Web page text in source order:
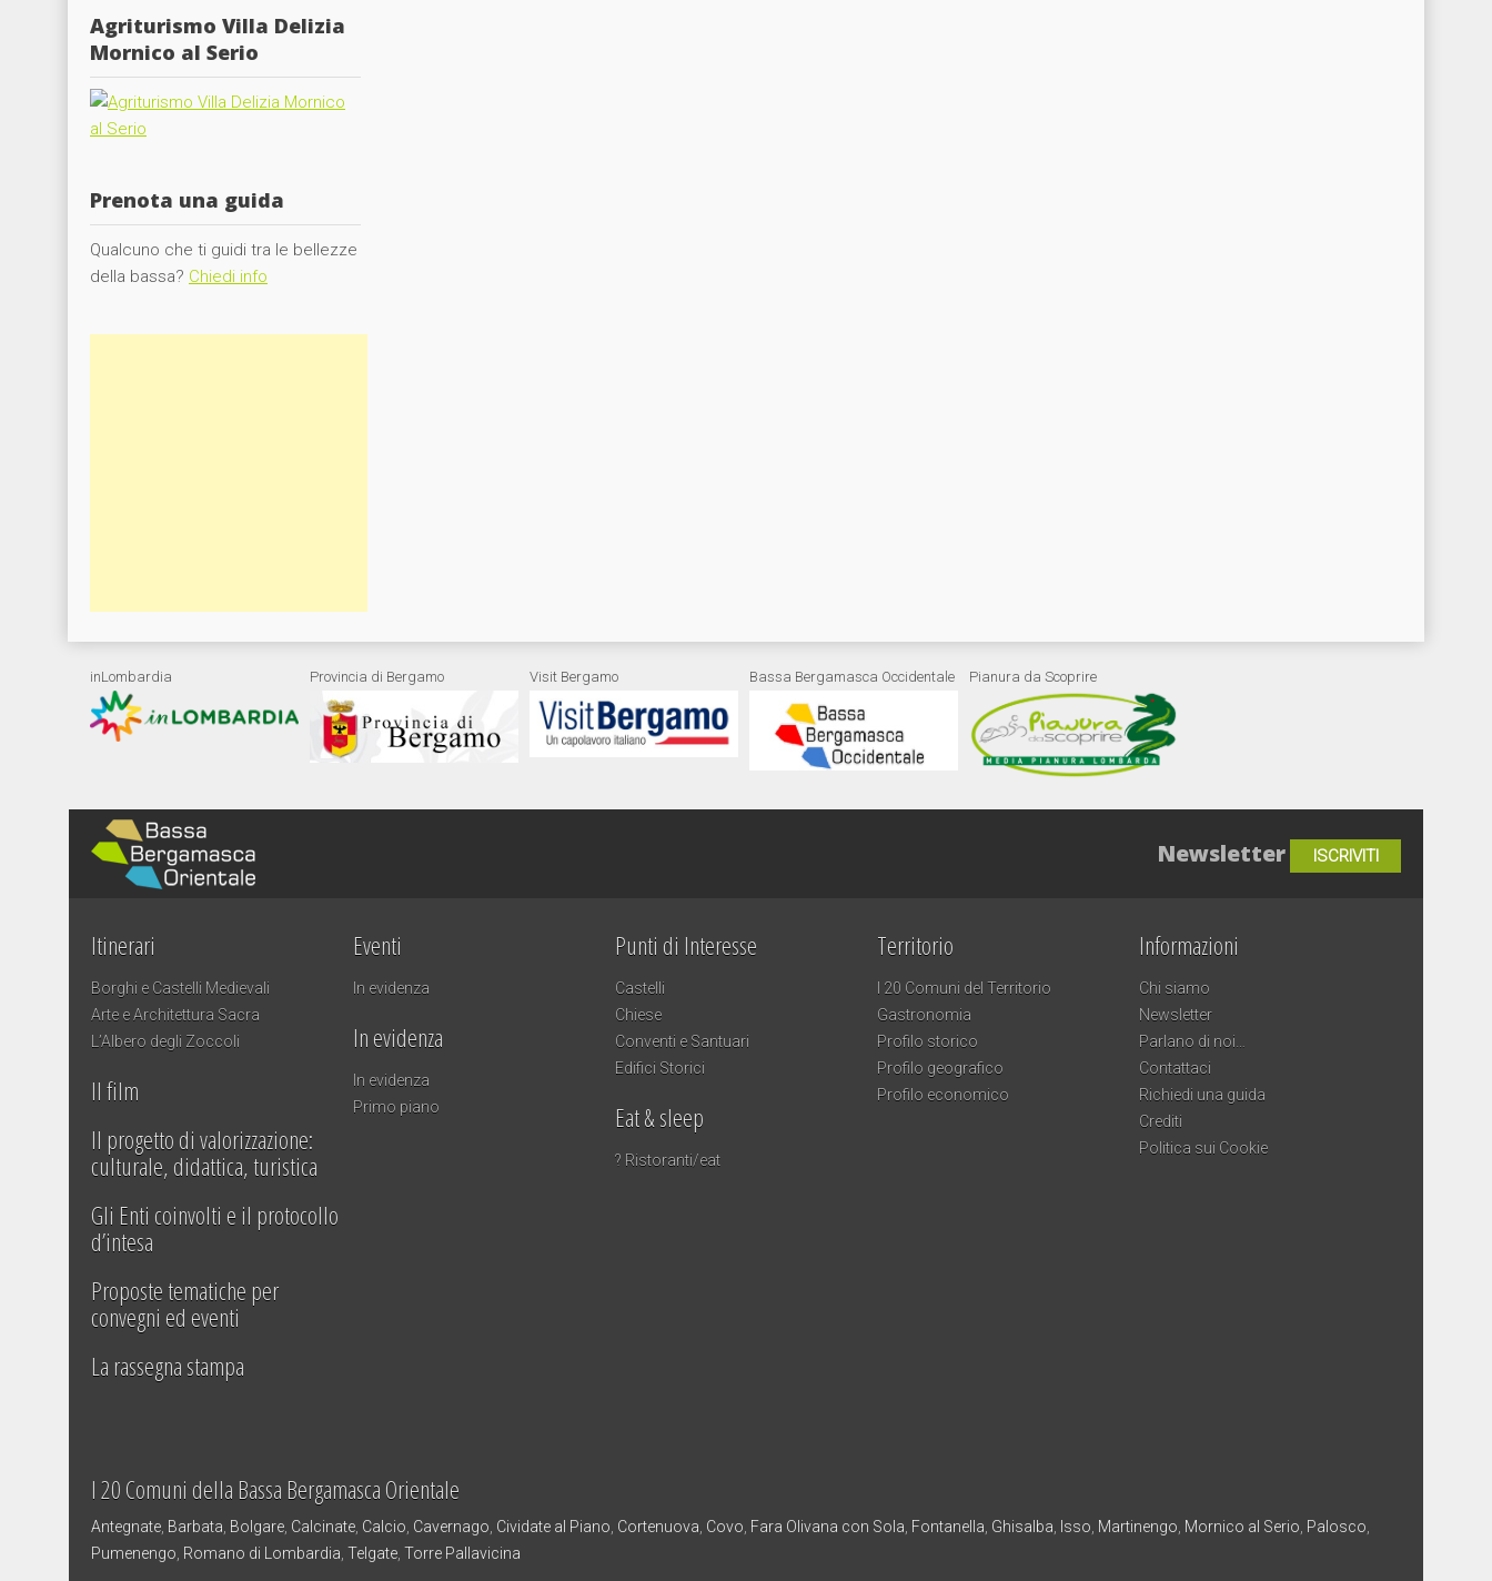
Agriturismo Villa Delizia
Mornico al Serio
Prenota una guida
Qualcuno che ti guidi tra le bellezze
della bassa? Chiedi info
inLombardia Provincia di Bergamo Visit Bergamo Bassa Bergamasca Occidentale Pianura da Scoprire
Newsletter ISCRIVITI
Itinerari
Borghi e Castelli Medievali
Arte e Architettura Sacra
L’Albero degli Zoccoli
Il film
Il progetto di valorizzazione:
culturale, didattica, turistica
Gli Enti coinvolti e il protocollo
d’intesa
Proposte tematiche per
convegni ed eventi
La rassegna stampa
Eventi
In evidenza
In evidenza
In evidenza
Primo piano
Punti di Interesse
Castelli
Chiese
Conventi e Santuari
Edifici Storici
Eat & sleep
? Ristoranti/eat
Territorio
I 20 Comuni del Territorio
Gastronomia
Profilo storico
Profilo geografico
Profilo economico
Informazioni
Chi siamo
Newsletter
Parlano di noi…
Contattaci
Richiedi una guida
Crediti
Politica sui Cookie
I 20 Comuni della Bassa Bergamasca Orientale
Antegnate, Barbata, Bolgare, Calcinate, Calcio, Cavernago, Cividate al Piano, Cortenuova, Covo, Fara Olivana con Sola, Fontanella, Ghisalba, Isso, Martinengo, Mornico al Serio, Palosco,
Pumenengo, Romano di Lombardia, Telgate, Torre Pallavicina